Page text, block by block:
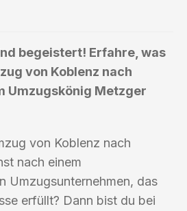
begeistert! Erfahre, was
von Koblenz nach
Umzugskönig Metzger
von Koblenz nach
nach einem
Umzugsunternehmen, das
erfüllt? Dann bist du bei